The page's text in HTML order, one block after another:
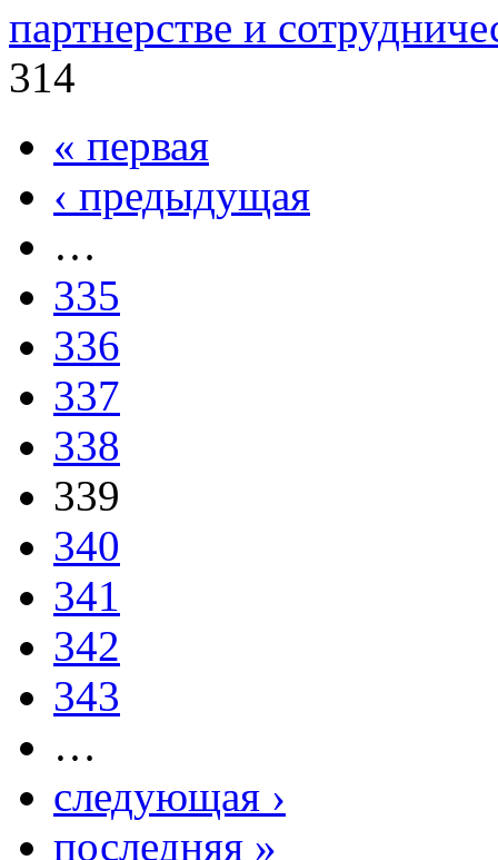
партнерстве и
314
« первая
‹ предыдущая
…
335
336
337
338
339
340
341
342
343
…
следующая ›
последняя »